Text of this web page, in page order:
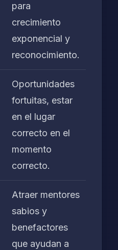
para
crecimiento
exponencial y
reconocimiento.
Oportunidades
fortuitas, estar
en el lugar
correcto en el
momento
correcto.
Atraer mentores
sabios y
benefactores
que ayudan a